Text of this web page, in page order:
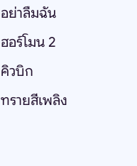
อย่าลืมฉัน
ฮอร์โมน 2
คิวบิก
ทรายสีเพลิง